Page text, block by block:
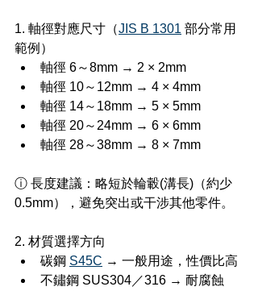
1. 軸徑對應尺寸（JIS B 1301 部分常用
範例）
軸徑 6～8mm → 2 × 2mm
軸徑 10～12mm → 4 × 4mm
軸徑 14～18mm → 5 × 5mm
軸徑 20～24mm → 6 × 6mm
軸徑 28～38mm → 8 × 7mm
ⓘ 長度建議：略短於輪轂(溝長)（約少
0.5mm），避免突出或干涉其他零件。
2. 材質選擇方向
碳鋼 S45C → 一般用途，性價比高
不鏽鋼 SUS304／316 → 耐腐蝕